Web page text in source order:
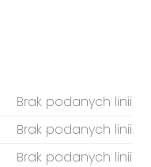
Brak podanych linii
Brak podanych linii
Brak podanych linii